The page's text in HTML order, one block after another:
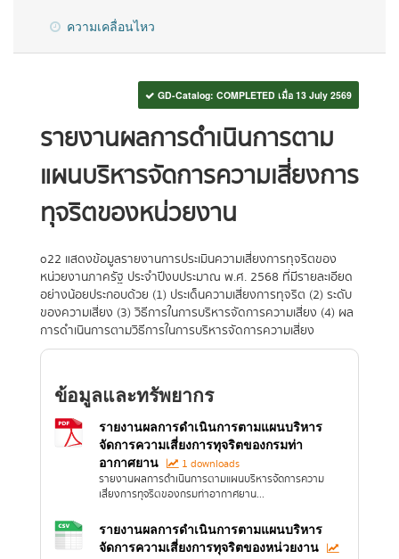
ความเคลื่อนไหว
GD-Catalog: COMPLETED เมื่อ 13 July 2569
รายงานผลการดำเนินการตาม
แผนบริหารจัดการความเสี่ยงการ
ทุจริตของหน่วยงาน
o22 แสดงข้อมูลรายงานการประเมินความเสี่ยงการทุจริตของ
หน่วยงานภาครัฐ ประจำปีงบประมาณ พ.ศ. 2568 ที่มีรายละเอียด
อย่างน้อยประกอบด้วย (1) ประเด็นความเสี่ยงการทุจริต (2) ระดับ
ของความเสี่ยง (3) วิธีการในการบริหารจัดการความเสี่ยง (4) ผล
การดำเนินการตามวิธีการในการบริหารจัดการความเสี่ยง
ข้อมูลและทรัพยากร
รายงานผลการดำเนินการตามแผนบริหาร
จัดการความเสี่ยงการทุจริตของกรมท่า
อากาศยาน
1 downloads
รายงานผลการดำเนินการตามแผนบริหารจัดการความ
เสี่ยงการทุจริตของกรมท่าอากาศยาน...
รายงานผลการดำเนินการตามแผนบริหาร
จัดการความเสี่ยงการทุจริตของหน่วยงาน